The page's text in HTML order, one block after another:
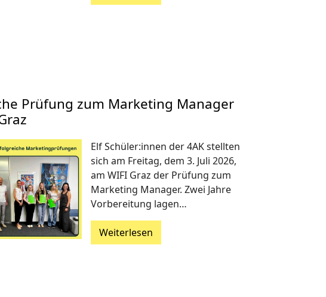
Prüfung zum Marketing Manager
Elf Schüler:innen der 4AK stellten
sich am Freitag, dem 3. Juli 2026,
am WIFI Graz der Prüfung zum
Marketing Manager. Zwei Jahre
Vorbereitung lagen…
Weiterlesen